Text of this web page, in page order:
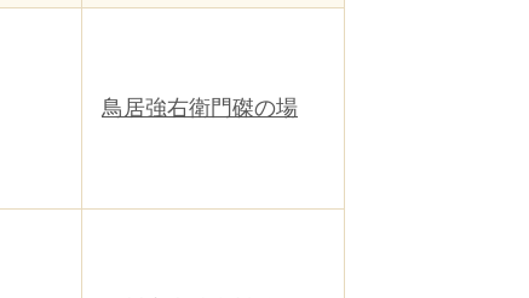
鳥居強右衛門磔の場